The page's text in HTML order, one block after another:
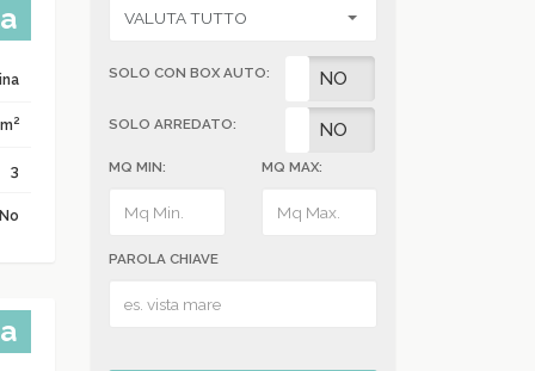
2
3
No
SOLO CON BOX AUTO:
SI NO
SOLO ARREDATO:SI NO
MQ MIN: MQ MAX:
PAROLA CHIAVE